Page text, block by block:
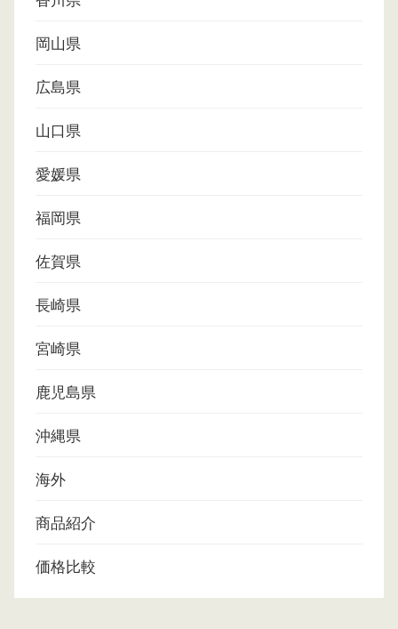
岡山県
広島県
山口県
愛媛県
福岡県
佐賀県
長崎県
宮崎県
鹿児島県
沖縄県
海外
商品紹介
価格比較